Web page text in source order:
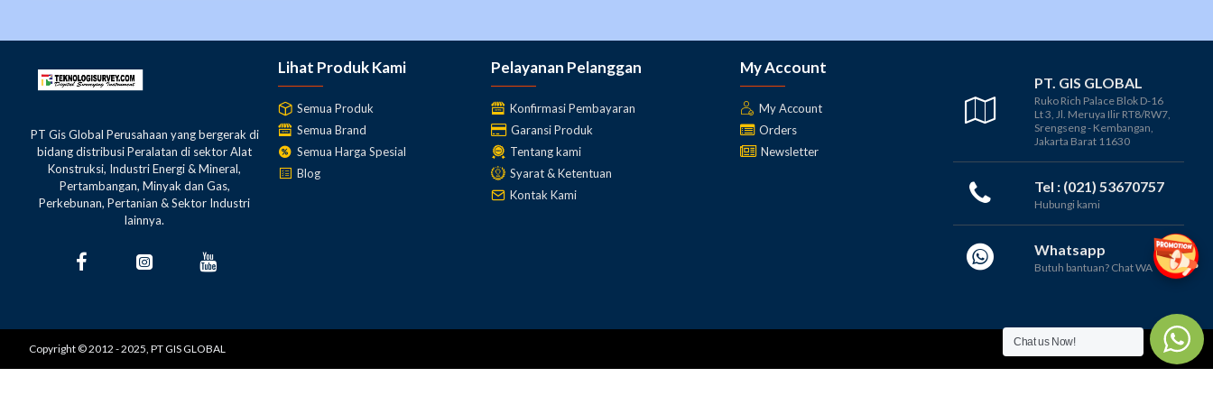
PT Gis Global Perusahaan yang bergerak di
bidang distribusi Peralatan di sektor Alat
Konstruksi, Industri Energi & Mineral,
Pertambangan, Minyak dan Gas,
Perkebunan, Pertanian & Sektor Industri
lainnya.
Lihat Produk Kami
Semua Produk
Semua Brand
Semua Harga Spesial
Blog
Pelayanan Pelanggan
Konfirmasi Pembayaran
Garansi Produk
Tentang kami
Syarat & Ketentuan
Kontak Kami
My Account
My Account
Orders
Newsletter
PT. GIS GLOBAL
Ruko Rich Palace Blok D-16
Lt 3, Jl. Meruya Ilir RT8/RW7,
Srengseng - Kembangan,
Jakarta Barat 11630
Tel : (021) 53670757
Hubungi kami
Whatsapp
Butuh bantuan? Chat WA
Copyright © 2012 - 2025, PT GIS GLOBAL
Chat us Now!